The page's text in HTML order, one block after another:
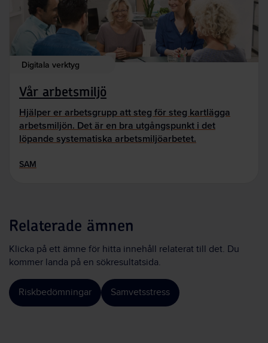
Digitala verktyg
Vår arbetsmiljö
Hjälper er arbetsgrupp att steg för steg kartlägga
arbetsmiljön. Det är en bra utgångspunkt i det
löpande systematiska arbetsmiljöarbetet.
SAM
Relaterade ämnen
Klicka på ett ämne för hitta innehåll relaterat till det. Du
kommer landa på en sökresultatsida.
Riskbedömningar Samvetsstress